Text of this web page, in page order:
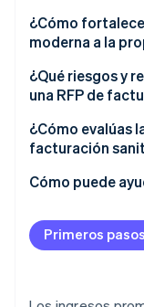
Cumplimiento
presentación de
Requisitos de
Criterios de
Gestión de
Sensibilidad del
Acuerdo interno
Escaneo de
Período de
Revisión de la
Preselección y
Negociación de
¿Cómo
moderna a la
Aceptación de
Cumplimiento de
¿Qué riesgos y
una RFP de
Alcance de la
Métricas de
de firmar
PHI en el
¿Cómo evalúas
facturación
Cómo puede
Primeros